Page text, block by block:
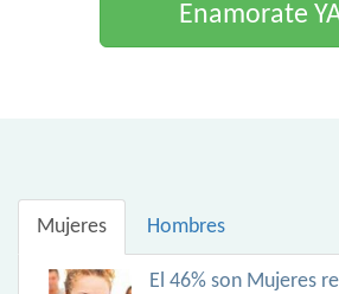
Enamorate
Mujeres Hombres
El 46% son Mujeres